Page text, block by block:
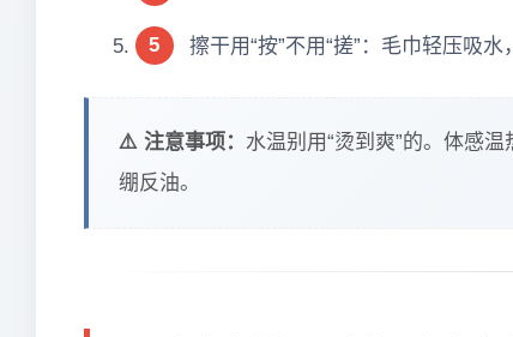
5 擦干用“按”不用“搓”：毛巾轻压吸
⚠️ 注意事项： 水温别用“烫到爽”的。体感
绷反油。